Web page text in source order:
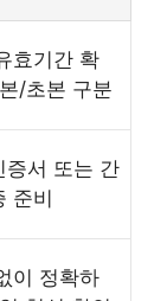
효기간 확
/초본 구분
증서 또는 간
준비
이 정확하